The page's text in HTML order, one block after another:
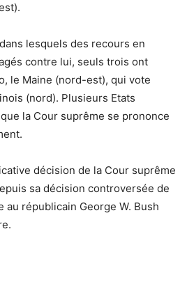
lesquels des recours en
contre lui, seuls trois ont
le Maine (nord-est), qui vote
(nord). Plusieurs Etats
la Cour suprême se prononce
décision de la Cour suprême
sa décision controversée de
au républicain George W. Bush